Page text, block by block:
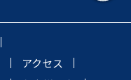
アクセス